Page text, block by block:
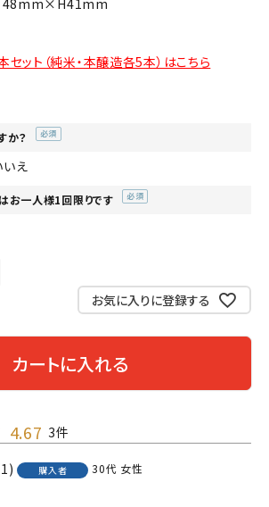
ト（純米・本醸造各5本）はこちら
か？
いえ
お一人様1回限りです
お気に入りに登録する
カートに入れる
4.67 3
1 購入者 30代 女性